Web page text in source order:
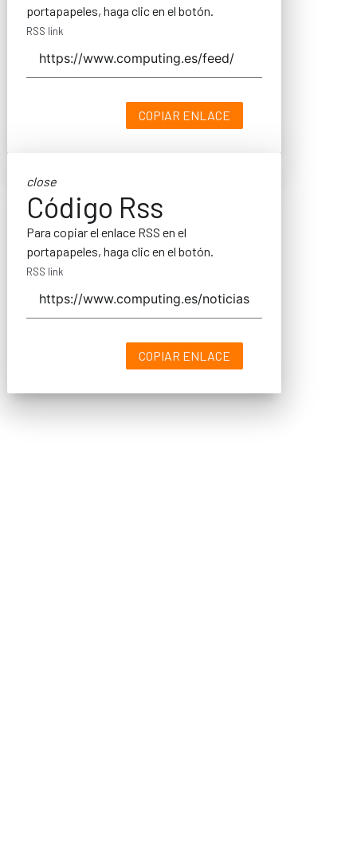
portapapeles, haga clic en el botón.
RSS link
COPIAR ENLACE
close
Código Rss
Para copiar el enlace RSS en el
portapapeles, haga clic en el botón.
RSS link
COPIAR ENLACE